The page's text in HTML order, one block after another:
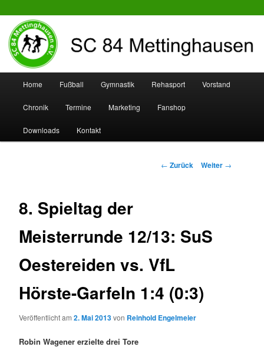
SC 84 Mettinghausen
Zum
Inhalt
wechseln
Zum
sekundären
Inhalt
Home Fußball Gymnastik Rehasport Vorstand
Chronik Termine Marketing Fanshop
Downloads Kontakt
Beitrags-
← Zurück Weiter →
8. Spieltag der
Meisterrunde 12/13: SuS
Oestereiden vs. VfL
Hörste-Garfeln 1:4 (0:3)
Veröffentlicht am2. Mai 2013von Reinhold Engelmeier
Robin Wagener erzielte drei Tore